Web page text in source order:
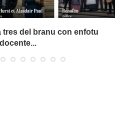
tres del branu con enfotu
docente...